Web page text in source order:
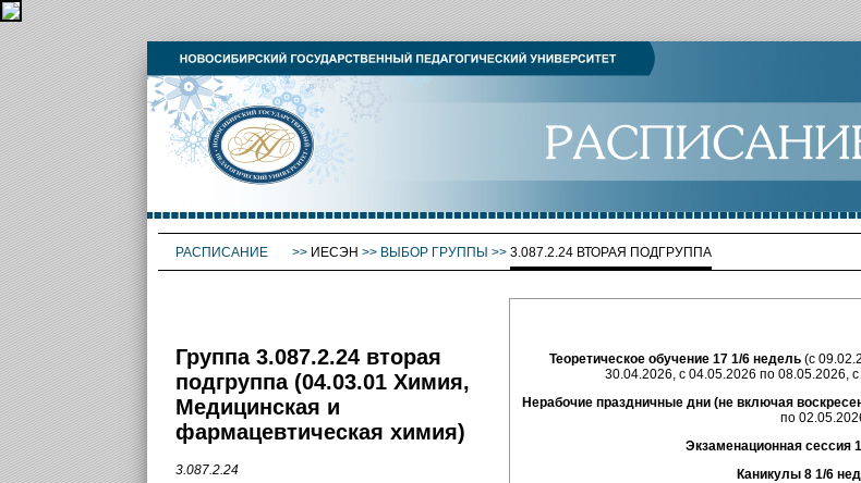
РАСПИСАНИЕ >> ИЕСЭН >> ВЫБОР ГРУППЫ >> 3.087.2.24 ВТОРАЯ ПОДГРУППА
Группа 3.087.2.24 вторая
подгруппа (04.03.01 Химия,
Медицинская и
фармацевтическая химия)
3.087.2.24
Теоретическое обучение 17 1/6 недель(с
30.04.2026, с 04.05.2026 по 08.05.2026,
Нерабочие праздничные дни (не включая
по
Экзаменационная сессия
Каникулы 8 1/6